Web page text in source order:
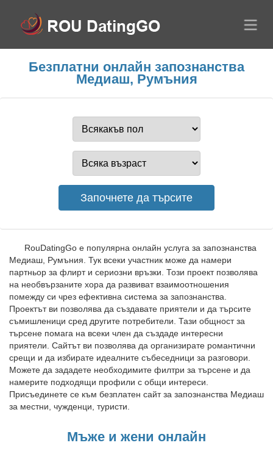
Безплатни онлайн запознанства
Медиаш, Румъния
RouDatingGo е популярна онлайн услуга за запознанства
Медиаш, Румъния. Тук всеки участник може да намери
партньор за флирт и сериозни връзки. Този проект позволява
на необвързаните хора да развиват взаимоотношения
помежду си чрез ефективна система за запознанства.
Проектът ви позволява да създавате приятели и да търсите
съмишленици сред другите потребители. Тази общност за
търсене помага на всеки член да създаде интересни
приятели. Сайтът ви позволява да организирате романтични
срещи и да избирате идеалните събеседници за разговори.
Можете да зададете необходимите филтри за търсене и да
намерите подходящи профили с общи интереси.
Присъединете се към безплатен сайт за запознанства Медиаш
за местни, чужденци, туристи.
Мъже и жени онлайн